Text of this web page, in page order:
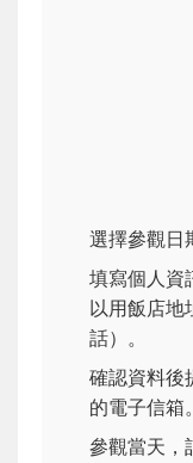
選擇參觀日
填寫個人資
以用飯店地
話）。
確認資料後
的電子信箱。
參觀當天，